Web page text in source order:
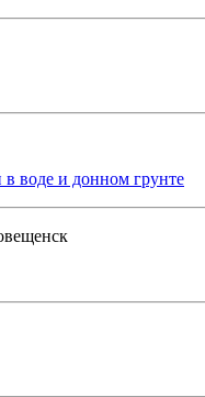
воде и донном грунте